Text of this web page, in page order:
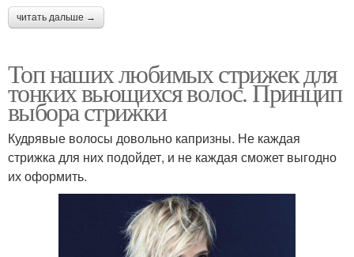
читать дальше →
Топ наших любимых стрижек для
тонких вьющихся волос. Принцип
выбора стрижки
Кудрявые волосы довольно капризны. Не каждая
стрижка для них подойдет, и не каждая сможет выгодно
их оформить.